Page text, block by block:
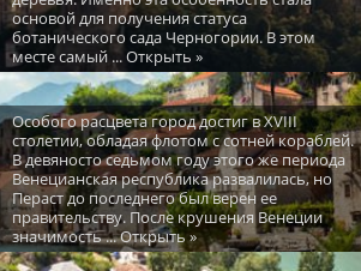
основой для получения статуса
ботанического сада Черногории. В этом
месте самый ... Открыть »
Особого расцвета город достиг в XVIII
столетии, обладая флотом c сотней кораблей.
В девяносто седьмом году этого же периода
Венецианская республика развалилась, но
Пераст до последнего был верен ее
правительству. После крушения Венеции
значимость ... Открыть »